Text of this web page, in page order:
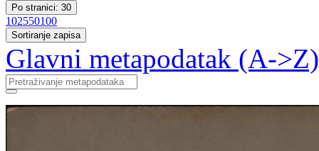
Po stranici: 30
102550100
Sortiranje zapisa
Glavni metapodatak (A->Z)